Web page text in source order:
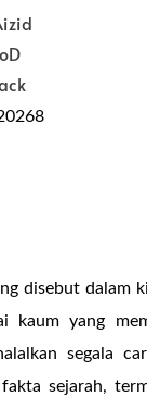
disebut dalam
kaum yang
segala
sejarah,